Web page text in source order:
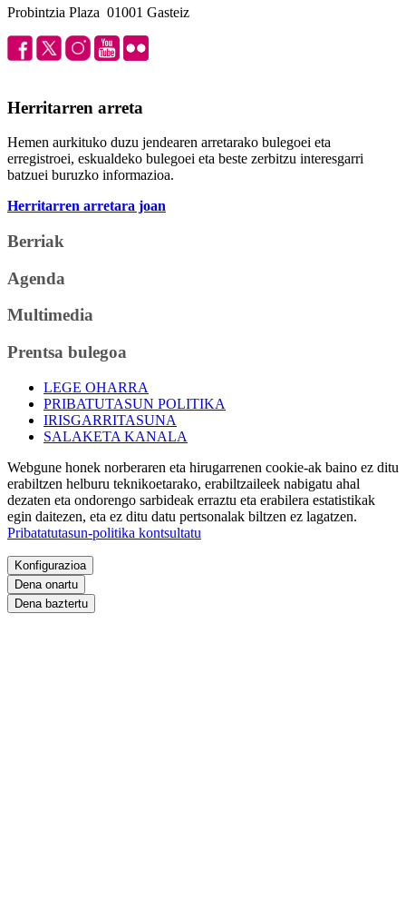
Probintzia Plaza 01001 Gasteiz
Herritarren arreta
Hemen aurkituko duzu jendearen arretarako bulegoei eta
erregistroei, eskualdeko bulegoei eta beste zerbitzu interesgarri
batzuei buruzko informazioa.
Herritarren arretara joan
Berriak
Agenda
Multimedia
Prentsa bulegoa
LEGE OHARRA
PRIBATUTASUN POLITIKA
IRISGARRITASUNA
SALAKETA KANALA
Webgune honek norberaren eta hirugarrenen cookie-ak baino ez ditu
erabiltzen helburu teknikoetarako, erabiltzaileek nabigatu ahal
dezaten eta ondorengo sarbideak erraztu eta erabilera estatistikak
egin daitezen, eta ez ditu datu pertsonalak biltzen ez lagatzen.
Pribatatutasun-politika kontsultatu
Konfigurazioa
Dena onartu
Dena baztertu